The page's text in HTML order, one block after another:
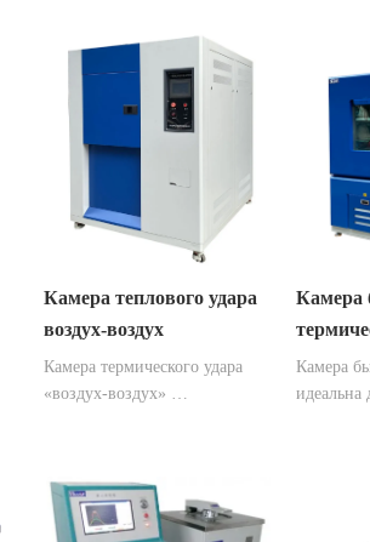
Камера теплового удара
воздух-воздух
Камера термического удара
«воздух-воздух»
конкретных условиях
окружающей среды и широко
Камера
Камера
идеальна
образца